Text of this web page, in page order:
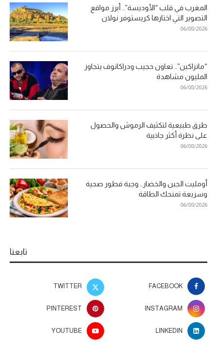
المغرب في قلب “الأوديسة”.. أبرز مواقع
التصوير التي اختارها كريستوفر نولان
06/08/2026
“مانزاكين”.. تعاون حجيب ودراكانوف يتجاوز
المليون مشاهدة
06/08/2026
طرق طبيعية لتكثيف الرموش والحصول
على نظرة أكثر جاذبية
06/08/2026
أومليت الجبن والخضار.. وجبة فطور صحية
وسريعة تمنحك الطاقة
06/08/2026
تابعنا
FACEBOOK
TWITTER
INSTAGRAM
PINTEREST
LINKEDIN
YOUTUBE